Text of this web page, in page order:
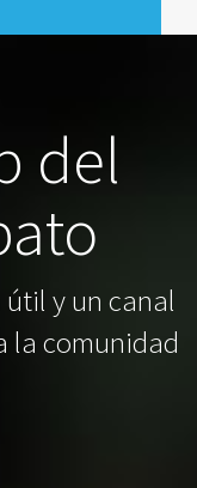
del
y un canal
la comunidad